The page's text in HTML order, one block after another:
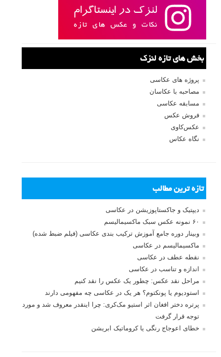
بخش های تازه لنزک
پروژه های عکاسی
مصاحبه با عکاسان
مسابقه عکاسی
فروش عکس
عکس‌کاوی
نگاه عکاس
تازه ترین مطالب
دیپتیک و جاکستا‌پوزیشن در عکاسی
۶۰ نمونه عکس سبک ماکسیمالیسم
وبینار دوره جامع آموزش ترکیب بندی عکاسی (فیلم ضبط شده)
ماکسیمالیسم در عکاسی
نقطه عطف در عکاسی
اندازه و تناسب در عکاسی
مراحل نقد عکس: چطور یک عکس را نقد کنیم
استودیوم یا پونکتوم؟ هر یک در عکاسی چه مفهومی دارند
پرتره دختر افغان اثر استیو مک‌کری: چرا اینقدر معروف شد و مورد
توجه قرار گرفت
خطای اعوجاج رنگی یا کروماتیک ابریشن